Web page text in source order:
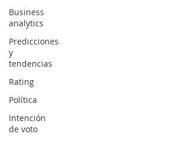
Business
analytics
Predicciones
y
tendencias
Rating
Política
Intención
de voto